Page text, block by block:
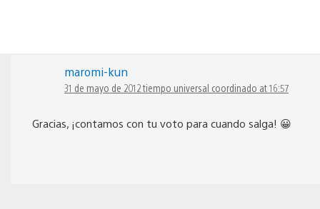
maromi-kun
31 de mayo de 2012 tiempo universal coordinado at 16:57
Gracias, ¡contamos con tu voto para cuando salga! 😀